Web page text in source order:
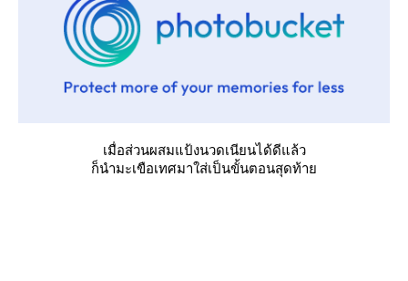
เมื่อส่วนผสมแป้งนวดเนียนได้ดีแล้ว
ก็นำมะเขือเทศมาใส่เป็นขั้นตอนสุดท้า